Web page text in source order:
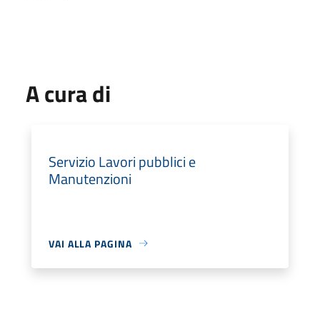
A cura di
Servizio Lavori pubblici e
Manutenzioni
VAI ALLA PAGINA